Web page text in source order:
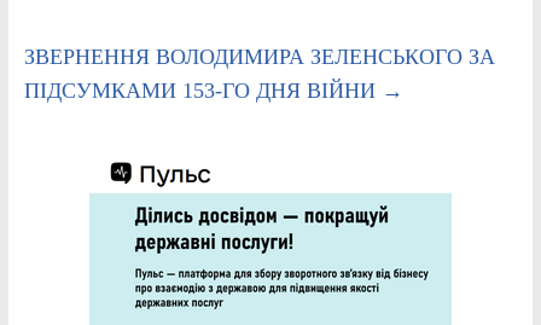
ЗВЕРНЕННЯ ВОЛОДИМИРА ЗЕЛЕНСЬКОГО ЗА
ПІДСУМКАМИ 153-ГО ДНЯ ВІЙНИ →